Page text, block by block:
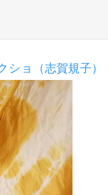
ショ（志賀規子）